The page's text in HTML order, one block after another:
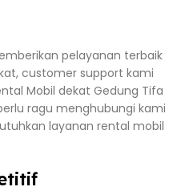
pelayanan terbaik
customer support kami
Mobil dekat Gedung Tifa
ragu menghubungi kami
layanan rental mobil